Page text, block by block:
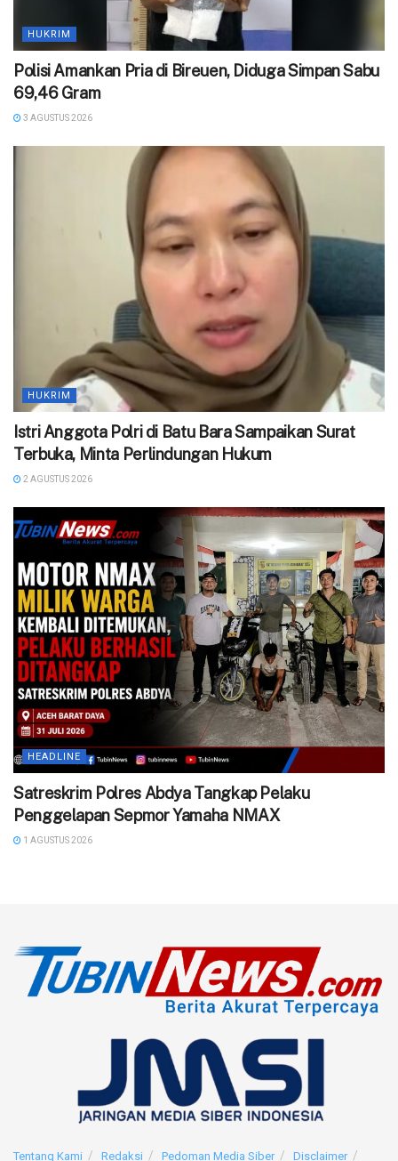
HUKRIM
Polisi Amankan Pria di Bireuen, Diduga Simpan Sabu
69,46 Gram
3 AGUSTUS 2026
HUKRIM
Istri Anggota Polri di Batu Bara Sampaikan Surat
Terbuka, Minta Perlindungan Hukum
2 AGUSTUS 2026
HEADLINE
Satreskrim Polres Abdya Tangkap Pelaku
Penggelapan Sepmor Yamaha NMAX
1 AGUSTUS 2026
Tentang Kami Redaksi Pedoman Media Siber Disclaimer